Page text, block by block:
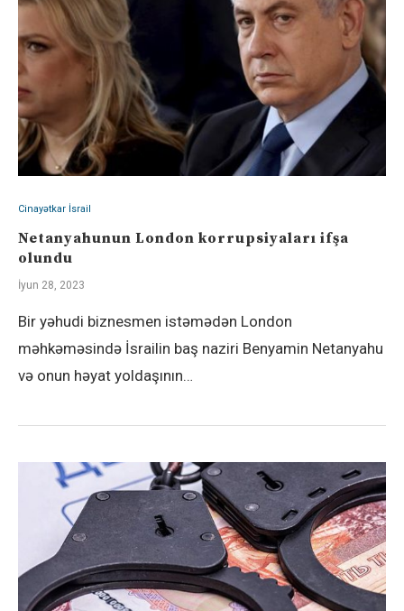
Cinayətkar İsrail
Netanyahunun London korrupsiyaları ifşa
olundu
İyun 28, 2023
Bir yəhudi biznesmen istəmədən London
məhkəməsində İsrailin baş naziri Benyamin Netanyahu
və onun həyat yoldaşının…